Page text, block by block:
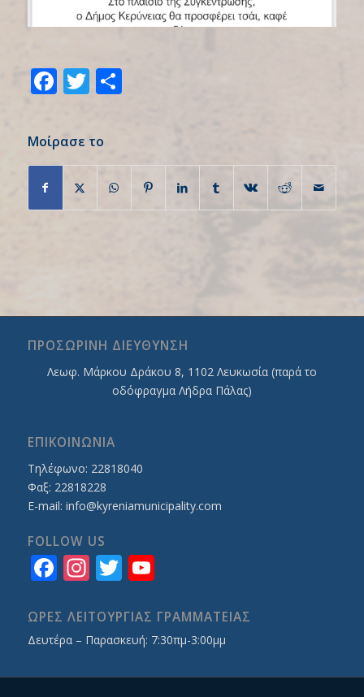
Facebook
Twitter
Share
Μοίρασε το
ΠΡΟΣΩΡΙΝΗ ΔΙΕΥΘΥΝΣΗ
Λεωφ. Mάρκου Δράκου 8, 1102 Λευκωσία (παρά το
οδόφραγμα Λήδρα Πάλας)
ΕΠΙΚΟΙΝΩΝΙΑ
Τηλέφωνο: 22818040
Φαξ: 22818228
E-mail: info@kyreniamunicipality.com
FOLLOW US
Facebook
Instagram
Twitter
YouTube
ΩΡΕΣ ΛΕΙΤΟΥΡΓΙΑΣ ΓΡΑΜΜΑΤΕΙΑΣ
Δευτέρα – Παρασκευή: 7:30πμ-3:00μμ